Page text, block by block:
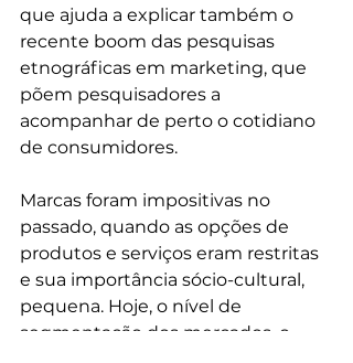
que ajuda a explicar também o
recente boom das pesquisas
etnográficas em marketing, que
põem pesquisadores a
acompanhar de perto o cotidiano
de consumidores.
Marcas foram impositivas no
passado, quando as opções de
produtos e serviços eram restritas
e sua importância sócio-cultural,
pequena. Hoje, o nível de
segmentação dos mercados, o